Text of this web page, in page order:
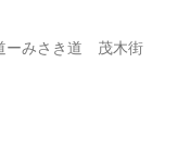
ーみさき道 茂木街